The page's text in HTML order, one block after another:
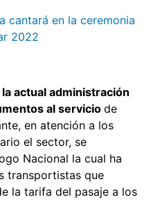
cantará en la ceremonia
2022
actual administración
al servicio de
en atención a los
el sector, se
Nacional la cual ha
transportistas que
la tarifa del pasaje a los